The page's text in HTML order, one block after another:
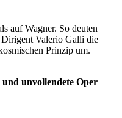
auf Wagner. So deuten
Valerio Galli die
Prinzip um.
unvollendete Oper